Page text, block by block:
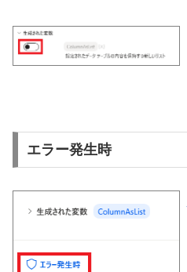
エラー発生時